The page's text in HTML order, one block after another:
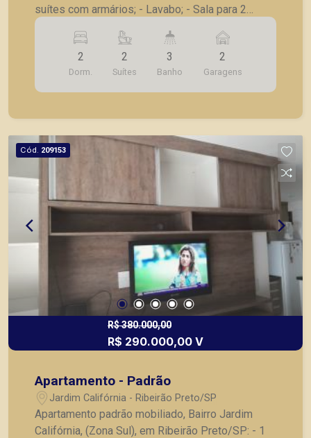
suítes com armários; - Lavabo; - Sala para 2
ambientes; - Varanda gourmet fechada em vidro; -
Cozinha planejada; - Lavanderia; - 2 vagas de
garagem. A Piramid tem como objetivo atender
seus clientes com agilidade e segurança, em
locação, vendas de imóveis prontos, usados ou
2
Dorm.
2
Suítes
3
Banho
2
Garagens
Cód. 209153
R$ 380.000,00
R$ 290.000,00 V
Apartamento - Padrão
Jardim Califórnia - Ribeirão Preto/SP
Apartamento padrão mobiliado, Bairro Jardim
Califórnia, (Zona Sul), em Ribeirão Preto/SP: - 1